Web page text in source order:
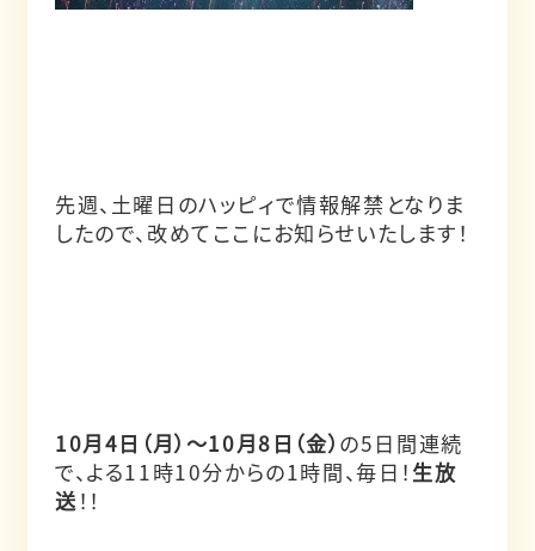
先週、土曜日のハッピィで情報解禁となりま
したので、改めてここにお知らせいたします！
10月4日（月）～10月8日（金） の5日間連続
で、よる11時10分からの1時間、毎日！ 生放
送 ！！